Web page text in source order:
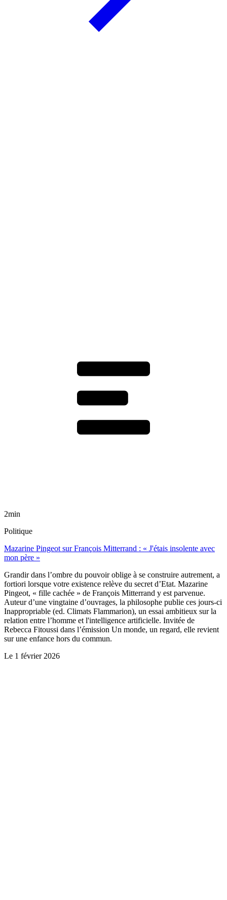
2min
Politique
Mazarine Pingeot sur François Mitterrand : « J'étais insolente avec
mon père »
Grandir dans l’ombre du pouvoir oblige à se construire autrement, a
fortiori lorsque votre existence relève du secret d’Etat. Mazarine
Pingeot, « fille cachée » de François Mitterrand y est parvenue.
Auteur d’une vingtaine d’ouvrages, la philosophe publie ces jours-ci
Inappropriable (ed. Climats Flammarion), un essai ambitieux sur la
relation entre l’homme et l'intelligence artificielle. Invitée de
Rebecca Fitoussi dans l’émission Un monde, un regard, elle revient
sur une enfance hors du commun.
Le 1 février 2026